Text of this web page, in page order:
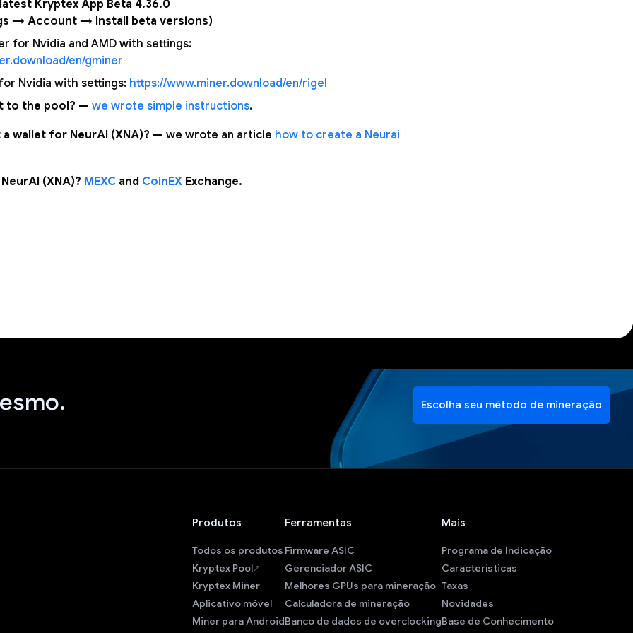
Kryptex App Beta 4.36.0
→ Account → Install beta versions)
for Nvidia and AMD with settings:
en/gminer
Nvidia with settings: https://www.miner.download/en/rigel
to the pool? — we wrote simple instructions.
wallet for NeurAI (XNA)? — we wrote an article how to create a Neurai
(XNA)? MEXC and CoinEX Exchange.
Escolha seu método de mineração
Produtos
Todos os produtos
Kryptex Pool
Kryptex Miner
Aplicativo móvel
Miner para Android
Ferramentas
Firmware ASIC
Gerenciador ASIC
Melhores GPUs para mineração
Calculadora de mineração
Banco de dados de overclocking
Mais
Programa de Indicação
Características
Taxas
Novidades
Base de Conhecimento